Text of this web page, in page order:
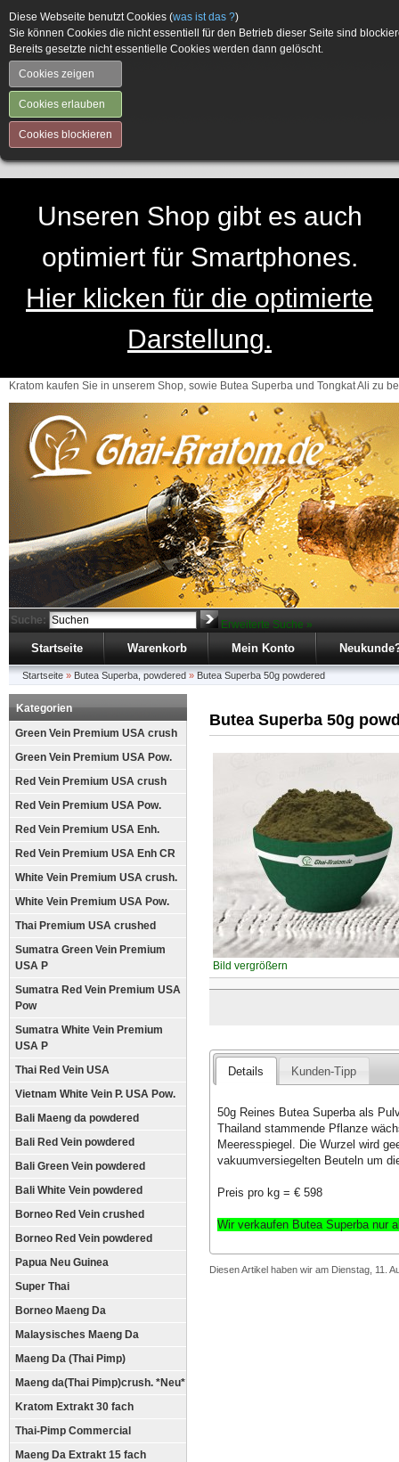
Unseren Shop gibt es auch
optimiert für Smartphones.
Hier klicken für die optimierte
Darstellung.
Diese Webseite benutzt Cookies (was ist das ?)
Sie können Cookies die nicht essentiell für den Betrieb dieser Seite sind
Bereits gesetzte nicht essentielle Cookies werden dann gelöscht.
Cookies zeigen
Cookies erlauben
Cookies blockieren
Kratom kaufen Sie in unserem Shop, sowie Butea Superba und Tongkat Ali zu
Suche: Erweiterte Suche »
Startseite Warenkorb Mein Konto
Startseite » Butea Superba, powdered » Butea Superba 50g powdered
Kategorien
Green Vein Premium USA crush
Green Vein Premium USA Pow.
Red Vein Premium USA crush
Red Vein Premium USA Pow.
Red Vein Premium USA Enh.
Red Vein Premium USA Enh CR
White Vein Premium USA crush.
White Vein Premium USA Pow.
Thai Premium USA crushed
Sumatra Green Vein Premium
USA P
Sumatra Red Vein Premium USA
Pow
Sumatra White Vein Premium
USA P
Thai Red Vein USA
Vietnam White Vein P. USA Pow.
Bali Maeng da powdered
Bali Red Vein powdered
Bali Green Vein powdered
Bali White Vein powdered
Borneo Red Vein crushed
Borneo Red Vein powdered
Papua Neu Guinea
Super Thai
Borneo Maeng Da
Malaysisches Maeng Da
Maeng Da (Thai Pimp)
Maeng da(Thai Pimp)crush. *Neu*
Kratom Extrakt 30 fach
Thai-Pimp Commercial
Maeng Da Extrakt 15 fach
Butea Superba 50g
Bild vergrößern
Details Kunden-Tipp
50g Reines Butea Superba als
Thailand stammende Pflanze
Meeresspiegel. Die Wurzel wird
vakuumversiegelten Beuteln um
Preis pro kg = € 598
Wir verkaufen Butea Superba nur
Diesen Artikel haben wir am Dienstag, 11.